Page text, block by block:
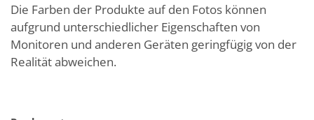
Die Farben der Produkte auf den Fotos können
aufgrund unterschiedlicher Eigenschaften von
Monitoren und anderen Geräten geringfügig von der
Realität abweichen.